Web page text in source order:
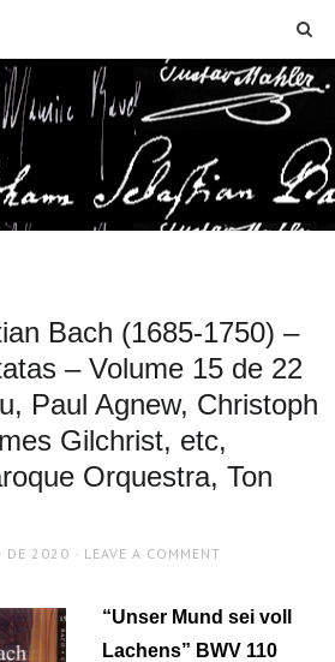
Bach (1685-1750) –
– Volume 15 de 22
Paul Agnew, Christoph
Gilchrist, etc,
Orquestra, Ton
DE 2020 LEAVE A COMMENT
“Unser Mund sei voll
Lachens” BWV 110